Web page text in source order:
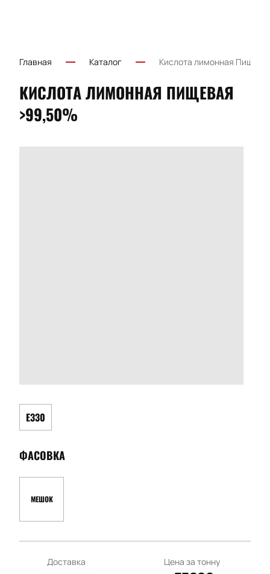
Главная Каталог Кислота лимонная
КИСЛОТА ЛИМОННАЯ ПИЩЕВАЯ
>99,50%
Е330
ФАСОВКА
МЕШОК
Доставка Цена за тонну